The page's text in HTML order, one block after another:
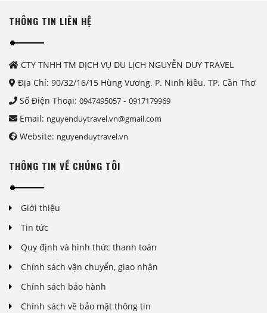
THÔNG TIN LIÊN HỆ
CTY TNHH TM DỊCH VỤ DU LỊCH NGUYỄN DUY TRAVEL
Địa Chỉ: 90/32/16/15 Hùng Vương. P. Ninh kiều. TP. Cần Thơ
Số Điện Thoại: 0947495057 - 0917179969
Email: nguyenduytravel.vn@gmail.com
Website: nguyenduytravel.vn
THÔNG TIN VỀ CHÚNG TÔI
Giới thiệu
Tin tức
Quy định và hình thức thanh toán
Chính sách vận chuyển, giao nhận
Chính sách bảo hành
Chính sách về bảo mật thông tin